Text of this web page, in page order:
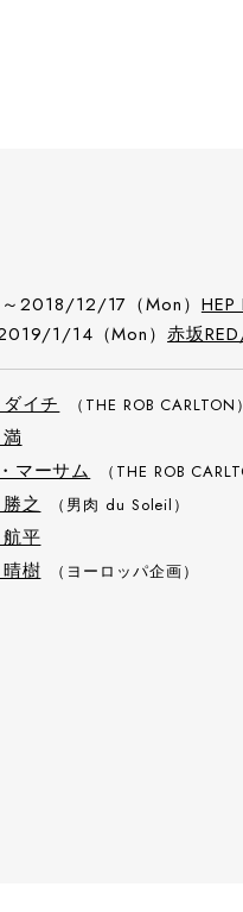
2018/12/17（Mon） HEP
1/14（Mon）赤坂
イチ （THE ROB CARLTON）
マーサム
（THE ROB
之 （男肉 du Soleil）
平
樹
（ヨーロッパ企画）